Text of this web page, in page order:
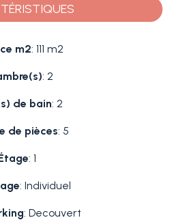
m2: 111 m2
: 2
de bain: 2
de pièces: 5
: 1
: Individuel
: Decouvert